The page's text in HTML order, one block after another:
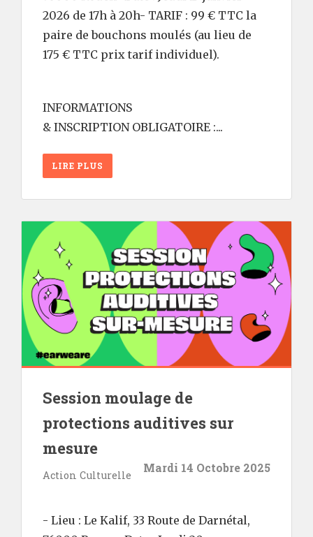
2026 de 17h à 20h- TARIF : 99 € TTC la
paire de bouchons moulés (au lieu de
175 € TTC prix tarif individuel).
INFORMATIONS
& INSCRIPTION OBLIGATOIRE :...
LIRE PLUS
Session moulage de
protections auditives sur
mesure
Action Culturelle
Mardi 14 Octobre 2025
- Lieu : Le Kalif, 33 Route de Darnétal,